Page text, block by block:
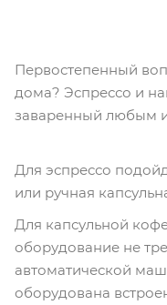
Первостепенный
дома? Эспрессо и
заваренный любым
Для эспрессо
или ручная
Для капсульной
оборудование не
автоматической
оборудована